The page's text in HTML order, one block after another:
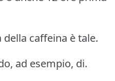
caffeina è tale.
ad esempio, di.